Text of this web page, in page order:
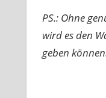
PS.: Ohne
wird es den
geben